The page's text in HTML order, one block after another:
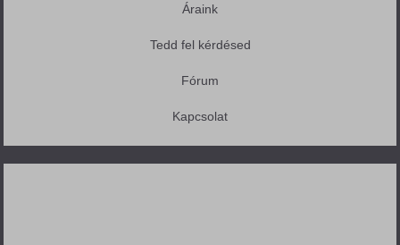
Áraink
Tedd fel kérdésed
Fórum
Kapcsolat